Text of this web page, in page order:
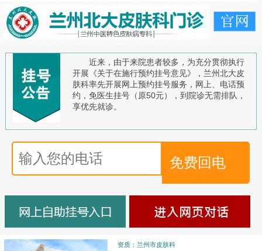
近来，由于来院患者较多，为充分贯彻执行
开展《关于在施行预约挂号意见》，兰州北大皮
肤科率先开展网上预约挂号服务，网上、电话预
约，免医生挂号（原50元），到院诊无需排队，
享优先就诊。
资质：兰州市皮肤科